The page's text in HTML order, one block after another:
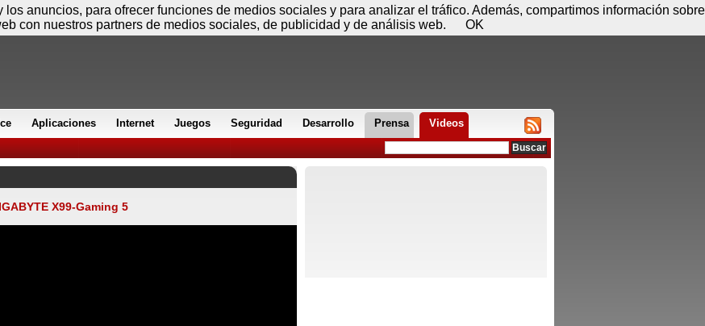
Aplicaciones Internet Juegos Seguridad Desarrollo Prensa Videos
X99-Gaming 5
Viernes 07 de agosto - 10:52 Registrar Conectar
anuncios, para ofrecer funciones de medios sociales y para analizar el tráfico. Además, compartimos información sobre
con nuestros partners de medios sociales, de publicidad y de análisis web.
OK